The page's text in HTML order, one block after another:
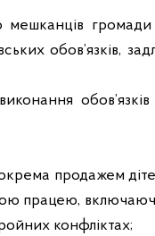
мешканців громади
обов’язків,
обов’язків
продажем
працею,
конфліктах;